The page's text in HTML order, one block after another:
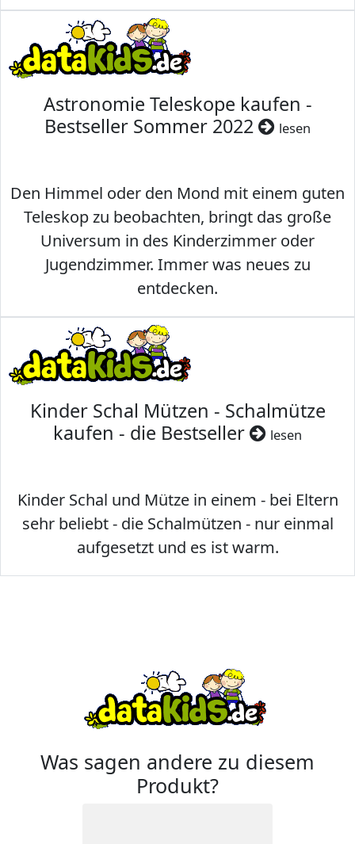
Astronomie Teleskope kaufen -
Bestseller Sommer 2022
lesen
Den Himmel oder den Mond mit einem guten
Teleskop zu beobachten, bringt das große
Universum in des Kinderzimmer oder
Jugendzimmer. Immer was neues zu
entdecken.
Kinder Schal Mützen - Schalmütze
kaufen - die Bestseller
lesen
Kinder Schal und Mütze in einem - bei Eltern
sehr beliebt - die Schalmützen - nur einmal
aufgesetzt und es ist warm.
Was sagen andere zu diesem
Produkt?